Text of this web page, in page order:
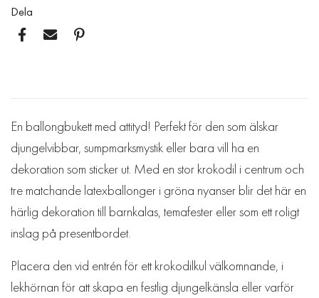
Dela
En ballongbukett med attityd! Perfekt för den som älskar
djungelvibbar, sumpmarksmystik eller bara vill ha en
dekoration som sticker ut. Med en stor krokodil i centrum och
tre matchande latexballonger i gröna nyanser blir det här en
härlig dekoration till barnkalas, temafester eller som ett roligt
inslag på presentbordet.
Placera den vid entrén för ett krokodilkul välkomnande, i
lekhörnan för att skapa en festlig djungelkänsla eller varför